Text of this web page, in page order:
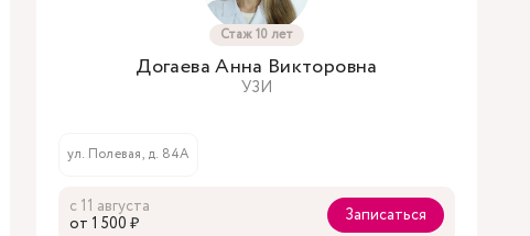
Стаж 10 лет
Догаева Анна Викторовна
УЗИ
ул. Полевая, д. 84А
с 11 августа
oт 1 500 ₽
Записаться